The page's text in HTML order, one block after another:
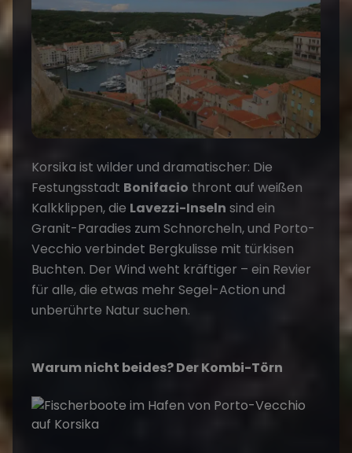
Korsika ist wilder und dramatischer: Die
Festungsstadt Bonifacio thront auf weißen
Kalkklippen, die Lavezzi-Inseln sind ein
Granit-Paradies zum Schnorcheln, und Porto-
Vecchio verbindet Bergkulisse mit türkisen
Buchten. Der Wind weht kräftiger – ein Revier
für alle, die etwas mehr Segel-Action und
unberührte Natur suchen.
Warum nicht beides? Der Kombi-Törn